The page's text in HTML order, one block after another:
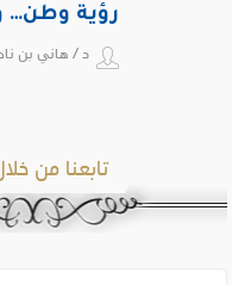
رؤية وطن…
د / هاني بن
تابعنا من